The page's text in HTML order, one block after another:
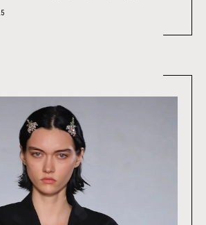
ック！｜ Milano Fashion Week